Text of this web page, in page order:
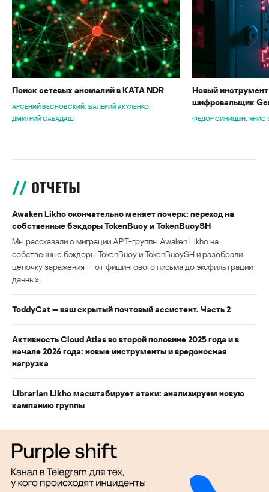
Поиск сетевых аномалий в KATA NDR
АРСЕНИЙ ВЕСНОВСКИЙ ВАЛЕРИЙ АКУЛЕНКО
ДМИТРИЙ САБАДАШ
Новый
шифровальщик
ФЕДОР СИНИЦЫН ЯНИС
ОТЧЕТЫ
Awaken Likho окончательно меняет почерк: переход на
собственные бэкдоры TokenBuoy и TokenBuoySH
Мы рассказали о миграции APT-группы Awaken Likho на
собственные бэкдоры TokenBuoy и TokenBuoySH и разобрали
цепочку заражения — от фишингового письма до эксфильтрации
данных.
ToddyCat — ваш скрытый почтовый ассистент. Часть 2
Активность Cloud Atlas во второй половине 2025 года и в
начале 2026 года: новые инструменты и вредоносная
нагрузка
Librarian Likho масштабирует атаки: анализируем новую
кампанию группы